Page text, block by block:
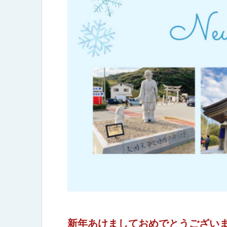
新年あけましておめでとうござい